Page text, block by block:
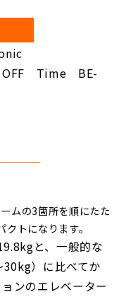
OFF Time BE-
ムの3箇所を順にたた
トになります。
と、一般的な
）に比べてか
ンのエレベーター